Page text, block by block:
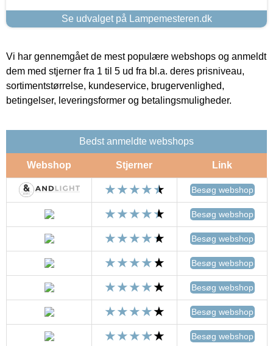
Se udvalget på Lampemesteren.dk
Vi har gennemgået de mest populære webshops og anmeldt
dem med stjerner fra 1 til 5 ud fra bl.a. deres prisniveau,
sortimentstørrelse, kundeservice, brugervenlighed,
betingelser, leveringsformer og betalingsmuligheder.
Bedst anmeldte webshops
Webshop Stjerner Link
Besøg webshop
Besøg webshop
Besøg webshop
Besøg webshop
Besøg webshop
Besøg webshop
Besøg webshop